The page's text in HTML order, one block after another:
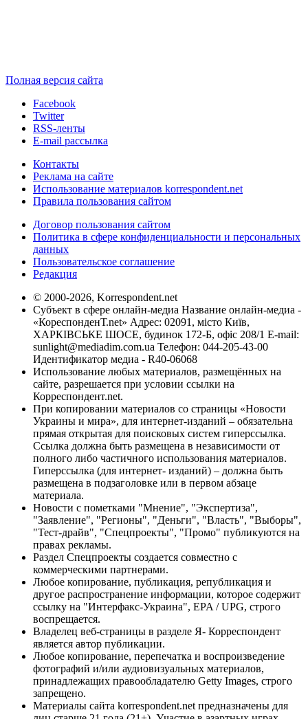
Полная версия сайта
Facebook
Twitter
RSS-ленты
E-mail рассылка
Контакты
Реклама на сайте
Использование материалов korrespondent.net
Правила пользования сайтом
Договор пользования сайтом
Политика в сфере конфиденциальности и персональных
данных
Пользовательское соглашение
Редакция
© 2000-2026, Korrespondent.net
Субъект в сфере онлайн-медиа Название онлайн-медиа -
«КореспонденТ.net» Адрес: 02091, місто Київ,
ХАРКІВСЬКЕ ШОСЕ, будинок 172-Б, офіс 208/1 E-mail:
sunlight@mediadim.com.ua Телефон: 044-205-43-00
Идентификатор медиа - R40-06068
Использование любых материалов, размещённых на
сайте, разрешается при условии ссылки на
Корреспондент.net.
При копировании материалов со страницы «Новости
Украины и мира», для интернет-изданий – обязательна
прямая открытая для поисковых систем гиперссылка.
Ссылка должна быть размещена в независимости от
полного либо частичного использования материалов.
Гиперссылка (для интернет- изданий) – должна быть
размещена в подзаголовке или в первом абзаце
материала.
Новости с пометками "Мнение", "Экспертиза",
"Заявление", "Регионы", "Деньги", "Власть", "Выборы",
"Тест-драйв", "Спецпроекты", "Промо" публикуются на
правах рекламы.
Раздел Спецпроекты создается совместно с
коммерческими партнерами.
Любое копирование, публикация, републикация и
другое распространение информации, которое содержит
ссылку на "Интерфакс-Украина", EPA / UPG, строго
воспрещается.
Владелец веб-страницы в разделе Я- Корреспондент
является автор публикации.
Любое копирование, перепечатка и воспроизведение
фотографий и/или аудиовизуальных материалов,
принадлежащих правообладателю Getty Images, строго
запрещено.
Материалы сайта korrespondent.net предназначены для